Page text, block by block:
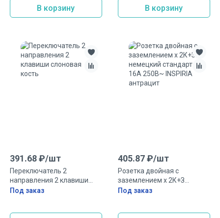
В корзину В корзину
391.68₽/шт
Переключатель 2
направления 2 клавиши
слоновая кость
Под заказ
405.87₽/шт
Розетка двойная с
заземлением x 2К+З
немецкий стандарт 16А
Под заказ